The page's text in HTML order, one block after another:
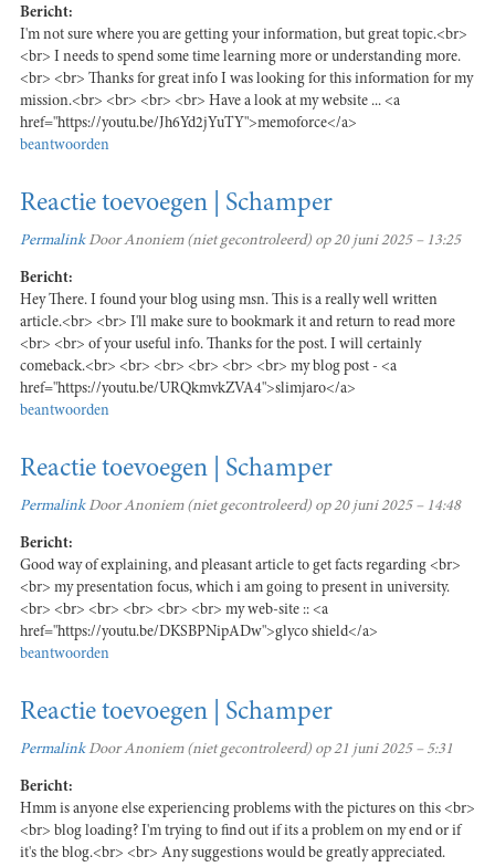
Bericht:
I'm not sure where you are getting your information, but great topic.<br>
<br> I needs to spend some time learning more or understanding more.
<br> <br> Thanks for great info I was looking for this information for my
mission.<br> <br> <br> <br> Have a look at my website ... <a
href="https://youtu.be/Jh6Yd2jYuTY">memoforce</a>
beantwoorden
Reactie toevoegen | Schamper
PermalinkDoorAnoniem (niet gecontroleerd) op 20 juni 2025 – 13:25
Bericht:
Hey There. I found your blog using msn. This is a really well written
article.<br> <br> I'll make sure to bookmark it and return to read more
<br> <br> of your useful info. Thanks for the post. I will certainly
comeback.<br> <br> <br> <br> <br> <br> my blog post - <a
href="https://youtu.be/URQkmvkZVA4">slimjaro</a>
beantwoorden
Reactie toevoegen | Schamper
PermalinkDoorAnoniem (niet gecontroleerd) op 20 juni 2025 – 14:48
Bericht:
Good way of explaining, and pleasant article to get facts regarding <br>
<br> my presentation focus, which i am going to present in university.
<br> <br> <br> <br> <br> <br> my web-site :: <a
href="https://youtu.be/DKSBPNipADw">glyco shield</a>
beantwoorden
Reactie toevoegen | Schamper
PermalinkDoorAnoniem (niet gecontroleerd) op 21 juni 2025 – 5:31
Bericht:
Hmm is anyone else experiencing problems with the pictures on this <br>
<br> blog loading? I'm trying to find out if its a problem on my end or if
it's the blog.<br> <br> Any suggestions would be greatly appreciated.